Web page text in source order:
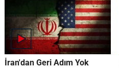
İran'dan Geri Adım Yok